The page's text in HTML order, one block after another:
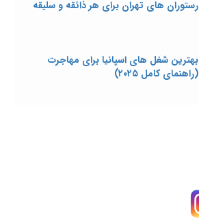
رستوران های تهران برای هر ذائقه و سلیقه
بهترین شغل‌ های اسپانیا برای مهاجرت
(راهنمای کامل ۲۰۲۵)